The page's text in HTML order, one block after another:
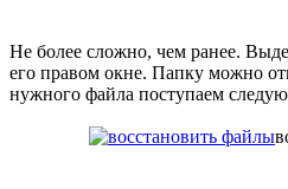
Не более сложно, чем ранее.
его правом окне. Папку можно
нужного файла поступаем